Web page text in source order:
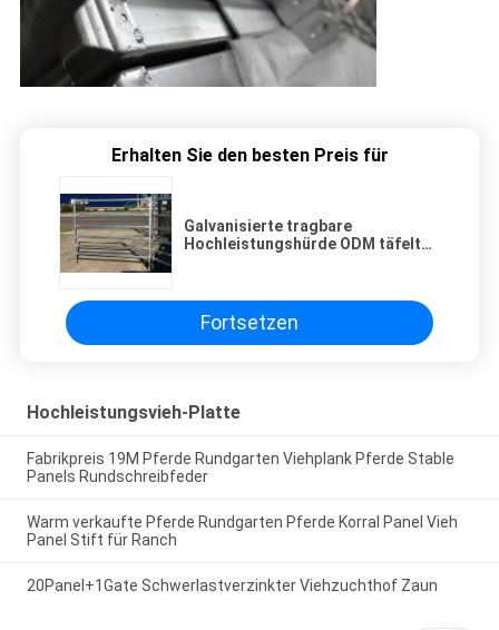
Erhalten Sie den besten Preis für
Galvanisierte tragbare
Hochleistungshürde ODM täfelt
Fortsetzen
Hochleistungsvieh-Platte
Fabrikpreis 19M Pferde Rundgarten Viehplank Pferde Stable
Panels Rundschreibfeder
Warm verkaufte Pferde Rundgarten Pferde Korral Panel Vieh
Panel Stift für Ranch
20Panel+1Gate Schwerlastverzinkter Viehzuchthof Zaun